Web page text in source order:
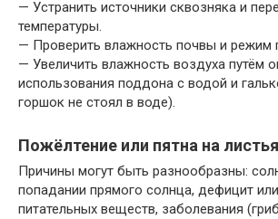
— Устранить источники сквозняка и
температуры.
— Проверить влажность почвы и режим
— Увеличить влажность воздуха путём
использования поддона с водой и
горшок не стоял в воде).
Пожёлтение или пятна на
Причины могут быть разнообразны:
попадании прямого солнца, дефицит
питательных веществ, заболевания